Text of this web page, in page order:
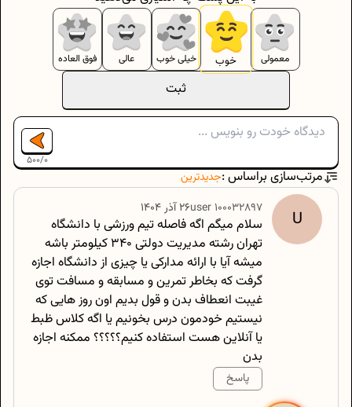
ثبت
معمولی خوب خیلی خوب عالی فوق العاده
500/0
مرتب‌سازی براساس :جدیدترین
U
user100032897 ۲۶ آذر ۱۴۰۴
سلام میگم اگه فاصله تیم ورزشی با دانشگاه
تهران رشته مدیریت دولتی ۳۴۰ کیلومتر باشه
میشه آیا با ارائه مدارکی یا چیزی از دانشگاه اجازه
گرفت که بخاطر تمرین و مسابقه و مسافت توی
غیبت انعطاف بدن و قول بدیم اون روز هایی که
نیستیم خودمون درس بخونیم یا اگه کلاس ظبط
یا آنلاین هست استفاده کنیم؟؟؟؟؟ ممکنه اجازه
بدن
پاسخ